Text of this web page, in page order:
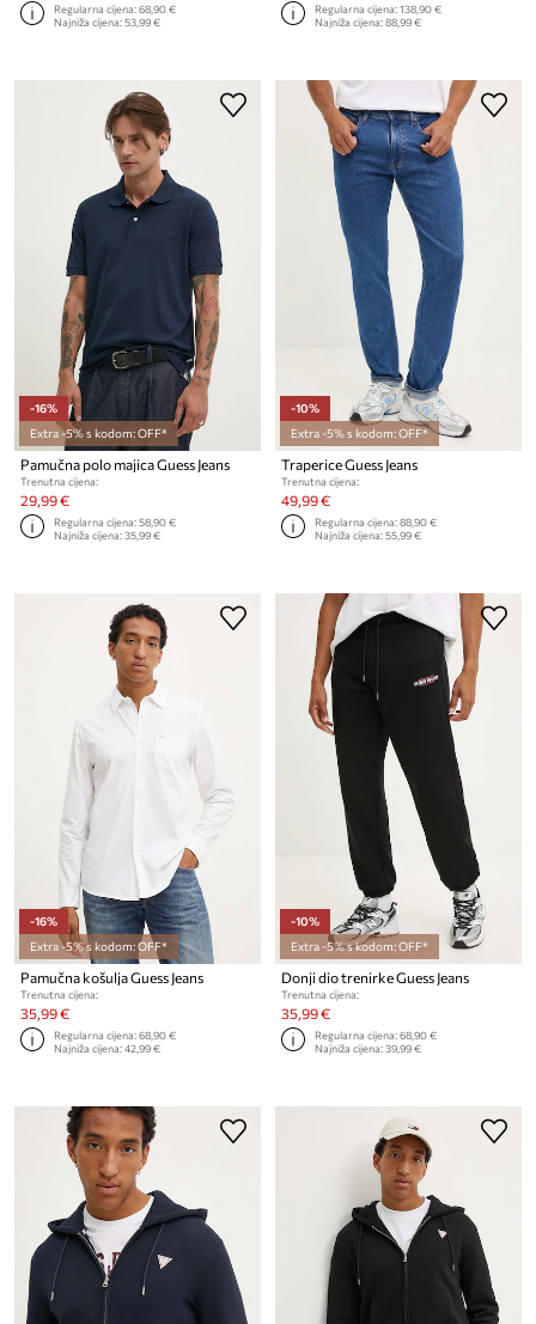
Regularna cijena:68,90 €
Najniža cijena:53,99 €
Regularna cijena:138,90 €
Najniža cijena:88,99 €
-16%
Extra -5% s kodom: OFF*
Pamučna polo majica Guess Jeans
Trenutna cijena:
29,99 €
Regularna cijena:58,90 €
Najniža cijena:35,99 €
-10%
Extra -5% s kodom: OFF*
Traperice Guess Jeans
Trenutna cijena:
49,99 €
Regularna cijena:88,90 €
Najniža cijena:55,99 €
-16%
Extra -5% s kodom: OFF*
Pamučna košulja Guess Jeans
Trenutna cijena:
35,99 €
Regularna cijena:68,90 €
Najniža cijena:42,99 €
-10%
Extra -5% s kodom: OFF*
Donji dio trenirke Guess Jeans
Trenutna cijena:
35,99 €
Regularna cijena:68,90 €
Najniža cijena:39,99 €